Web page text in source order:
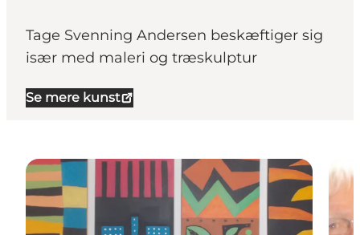
Tage Svenning Andersen beskæftiger sig
især med maleri og træskulptur
Se mere kunst